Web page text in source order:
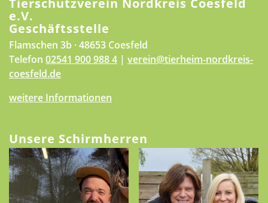
Tierschutzverein Nordkreis Coesfeld
e.V.
Geschäftsstelle
Flamschen 3b · 48653 Coesfeld
Telefon 02541 900 988 4 | verein@tierheim-nordkreis-
coesfeld.de
weitere Informationen
Unsere Schirmherren